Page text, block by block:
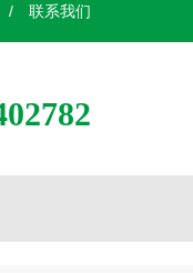
/ 联系我们